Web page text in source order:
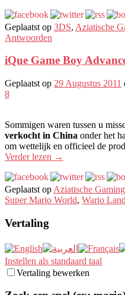
Geplaatst op 3DS, Aziatische
Antwoorden
iQue Game Boy
Geplaatst op 29 Augustus 2011
8
Sommigen waren tussen u
verkocht in China onder het
om wettelijk en officieel de
Verder lezen →
Geplaatst op Aziatische Gaming
Super Mario World, Wario
Vertaling
Instellen als standaard taal
Vertaling bewerken